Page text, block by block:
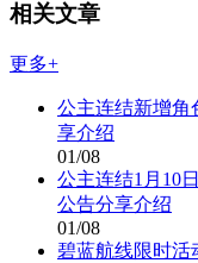
相关文章
更多+
公主连结新增角
享介绍
01/08
公主连结1月10
公告分享介绍
01/08
碧蓝航线限时活